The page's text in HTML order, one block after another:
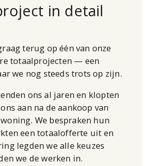
in detail
terug op één van onze
totaalprojecten — een
we nog steeds trots op zijn.
ons al jaren en klopten
aan na de aankoop van
We bespraken hun
een totaalofferte uit en
legden we alle keuzes
we de werken in.